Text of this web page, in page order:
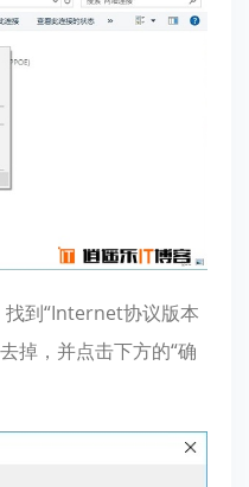
找到“Internet协议版本
掉，并点击下方的“确